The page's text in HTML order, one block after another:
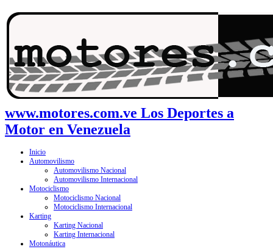
www.motores.com.ve Los Deportes a
Motor en Venezuela
Inicio
Automovilismo
Automovilismo Nacional
Automovilismo Internacional
Motociclismo
Motociclismo Nacional
Motociclismo Internacional
Karting
Karting Nacional
Karting Internacional
Motonáutica